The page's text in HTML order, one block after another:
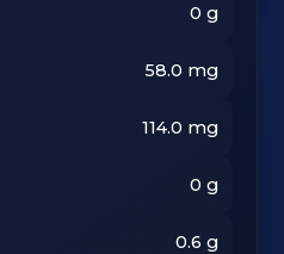
0 g
58.0 mg
114.0 mg
0 g
0.6 g